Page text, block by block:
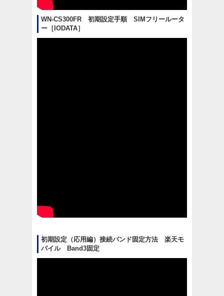
WN-CS300FR 初期設定手順 SIMフリールータ
ー［IODATA］
初期設定（応用編）接続バンド固定方法 楽天モ
バイル Band3固定